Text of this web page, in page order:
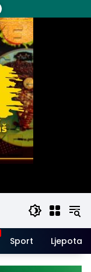
Sport Ljepota i